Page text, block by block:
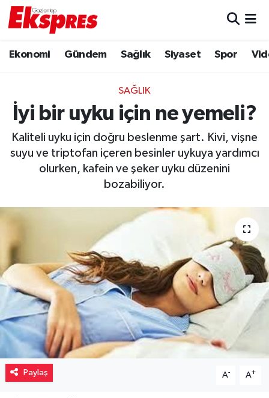
Ekonomi Gündem Sağlık Siyaset Spor
SAĞLIK
İyi bir uyku için ne yemeli?
Kaliteli uyku için doğru beslenme şart. Kivi, vişne
suyu ve triptofan içeren besinler uykuya yardımcı
olurken, kafein ve şeker uyku düzenini
bozabiliyor.
Paylaş A- A+
Ekonomi
Gaziantep son dakika
Genel
Gündem
Magazin
Müzik
Piyasa
Resmi İlanlar
Sağlık
Trafik Durumu
Puan Durumu ve Fikstür
Tüm Manşetler
Son Dakika Haberleri